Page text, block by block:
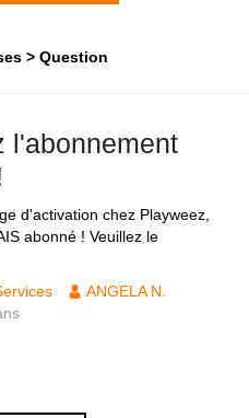
Question
l'abonnement
d'activation chez Playweez,
abonné ! Veuillez le
ANGELA N.